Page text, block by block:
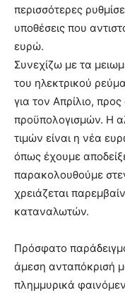
περισσότερες
υποθέσεις που
ευρώ.
Συνεχίζω με τα
του ηλεκτρικού
για τον Απρίλιο,
προϋπολογισμών. Η
τιμών είναι η νέα
όπως έχουμε
παρακολουθούμε
χρειάζεται
καταναλωτών.
Πρόσφατο
άμεση ανταπόκρισή
πλημμυρικά